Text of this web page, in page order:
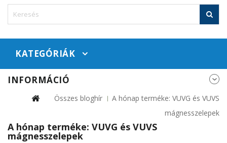
KATEGÓRIÁK
INFORMÁCIÓ
Összes bloghír
A hónap terméke: VUVG és VUVS
mágnesszelepek
A hónap terméke: VUVG és VUVS
mágnesszelepek